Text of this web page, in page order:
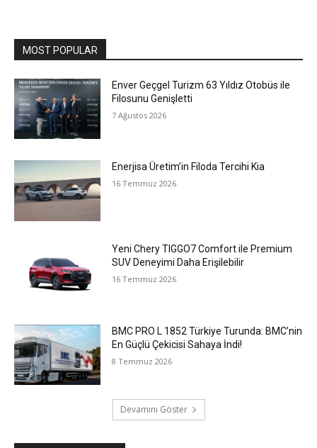
MOST POPULAR
Enver Geçgel Turizm 63 Yıldız Otobüs ile
Filosunu Genişletti
7 Ağustos 2026
Enerjisa Üretim’in Filoda Tercihi Kia
16 Temmuz 2026
Yeni Chery TIGGO7 Comfort ile Premium
SUV Deneyimi Daha Erişilebilir
16 Temmuz 2026
BMC PRO L 1852 Türkiye Turunda: BMC’nin
En Güçlü Çekicisi Sahaya İndi!
8 Temmuz 2026
Devamını Göster